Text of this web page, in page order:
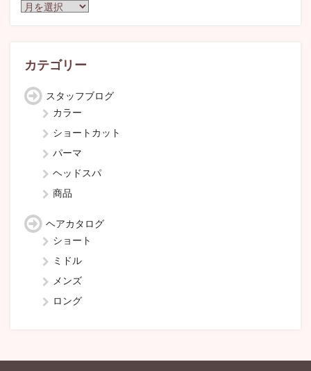
ア
ブ
カテゴリー
スタッフブログ
カラー
ショートカット
パーマ
ヘッドスパ
商品
ヘアカタログ
ショート
ミドル
メンズ
ロング